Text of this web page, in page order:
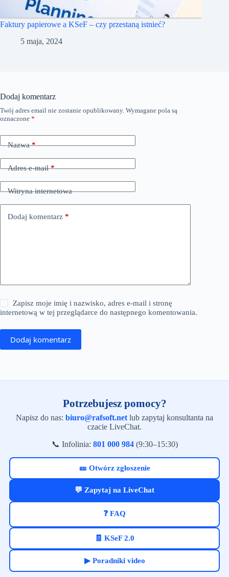
Faktury papierowe a KSeF – czy przestaną istnieć?
5 maja, 2024
Dodaj komentarz
Twój adres email nie zostanie opublikowany. Wymagane pola są
oznaczone *
Nazwa*
Adres e-mail*
Witryna internetowa
Dodaj komentarz *
Zapisz moje imię i nazwisko, adres e-mail i stronę
internetową w tej przeglądarce do następnego komentowania.
Dodaj komentarz
Potrzebujesz pomocy?
Napisz do nas: biuro@rafsoft.net lub zapytaj konsultanta na
czacie LiveChat.
📞 Infolinia: 801 000 984(9:30–15:30)
🎫 Otwórz zgłoszenie
💬 Zapytaj na LiveChat
❓ FAQ
🧾 KSeF 2.0
▶ Poradniki video